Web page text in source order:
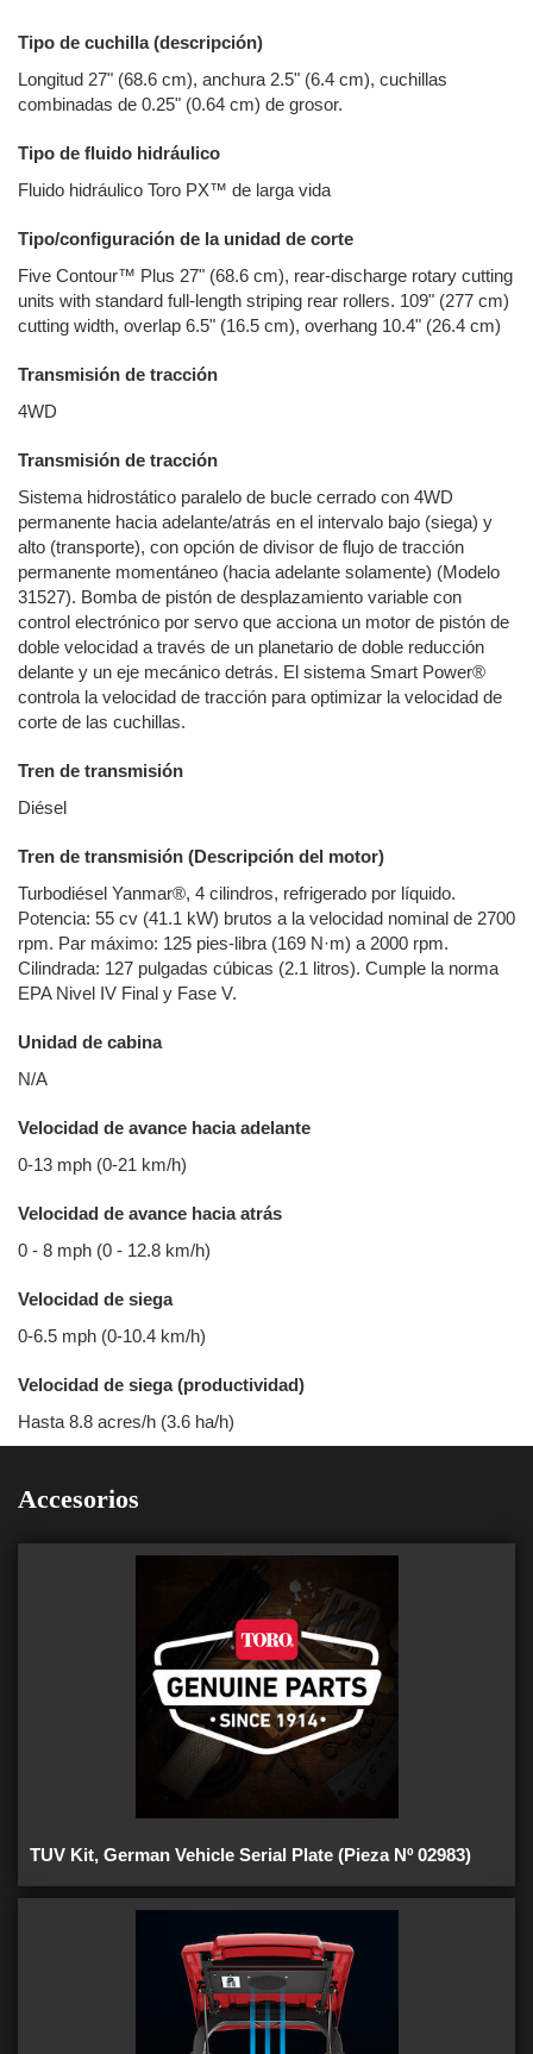
Tipo de cuchilla (descripción)
Longitud 27" (68.6 cm), anchura 2.5" (6.4 cm), cuchillas
combinadas de 0.25" (0.64 cm) de grosor.
Tipo de fluido hidráulico
Fluido hidráulico Toro PX™ de larga vida
Tipo/configuración de la unidad de corte
Five Contour™ Plus 27" (68.6 cm), rear-discharge rotary cutting
units with standard full-length striping rear rollers. 109" (277 cm)
cutting width, overlap 6.5" (16.5 cm), overhang 10.4" (26.4 cm)
Transmisión de tracción
4WD
Transmisión de tracción
Sistema hidrostático paralelo de bucle cerrado con 4WD
permanente hacia adelante/atrás en el intervalo bajo (siega) y
alto (transporte), con opción de divisor de flujo de tracción
permanente momentáneo (hacia adelante solamente) (Modelo
31527). Bomba de pistón de desplazamiento variable con
control electrónico por servo que acciona un motor de pistón de
doble velocidad a través de un planetario de doble reducción
delante y un eje mecánico detrás. El sistema Smart Power®
controla la velocidad de tracción para optimizar la velocidad de
corte de las cuchillas.
Tren de transmisión
Diésel
Tren de transmisión (Descripción del motor)
Turbodiésel Yanmar®, 4 cilindros, refrigerado por líquido.
Potencia: 55 cv (41.1 kW) brutos a la velocidad nominal de 2700
rpm. Par máximo: 125 pies-libra (169 N·m) a 2000 rpm.
Cilindrada: 127 pulgadas cúbicas (2.1 litros). Cumple la norma
EPA Nivel IV Final y Fase V.
Unidad de cabina
N/A
Velocidad de avance hacia adelante
0-13 mph (0-21 km/h)
Velocidad de avance hacia atrás
0 - 8 mph (0 - 12.8 km/h)
Velocidad de siega
0-6.5 mph (0-10.4 km/h)
Velocidad de siega (productividad)
Hasta 8.8 acres/h (3.6 ha/h)
Accesorios
TUV Kit, German Vehicle Serial Plate (Pieza Nº 02983)